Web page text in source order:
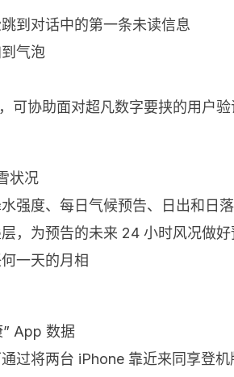
到对话中的第一条未读信息
气泡
可协助面对超凡数字要挟的用户
状况
强度、每日气候预告、日出和日
，为预告的未来 24 小时风况做
一天的月相
App 数据
过将两台 iPhone 靠近来同享登